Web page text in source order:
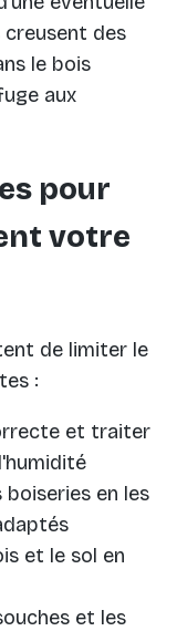
des
le bois
aux
pour
votre
de limiter le
:
et traiter
en les
et le sol en
et les